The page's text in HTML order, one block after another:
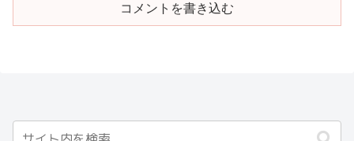
コメントを書き込む